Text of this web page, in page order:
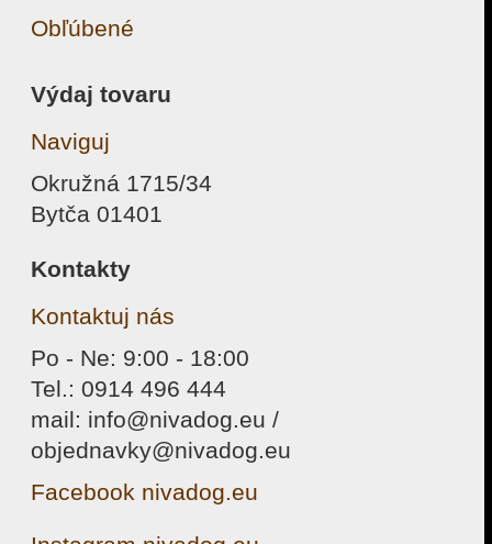
Obľúbené
Výdaj tovaru
Naviguj
Okružná 1715/34
Bytča 01401
Kontakty
Kontaktuj nás
Po - Ne: 9:00 - 18:00
Tel.: 0914 496 444
mail: info@nivadog.eu /
objednavky@nivadog.eu
Facebook nivadog.eu